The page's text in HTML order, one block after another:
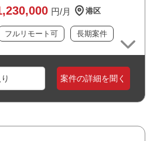
円/月 港区
フルリモート可 長期案件
案件の詳細を聞く
用した改善案の作成、リサーチま
理
ト